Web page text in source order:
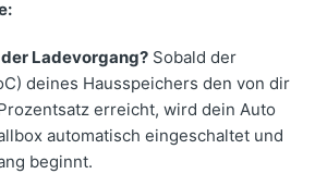
Ladevorgang? Sobald der
deines Hausspeichers den von dir
erreicht, wird dein Auto
automatisch eingeschaltet und
beginnt.